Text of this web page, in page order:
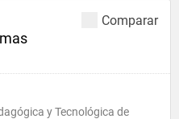
Comparar
y Tecnológica de